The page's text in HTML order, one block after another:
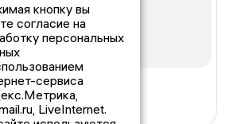
кнопку вы
согласие на
персональных
сервиса
LiveInternet.